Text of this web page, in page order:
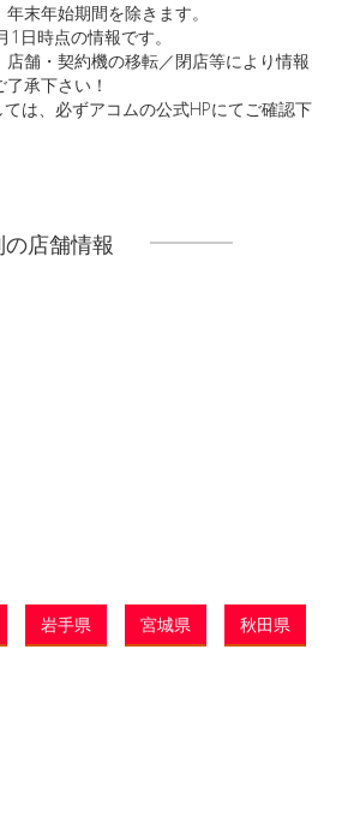
末年始期間を除きます。
日時点の情報です。
舗・契約機の移転／閉店等により情報
承下さい！
は、必ずアコムの公式HPにてご確認下
店舗情報
岩手県 宮城県
秋田県